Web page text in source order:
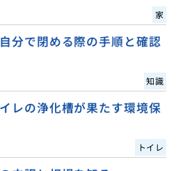
家
分で閉める際の手順と確認
知識
レの浄化槽が果たす環境保
トイレ